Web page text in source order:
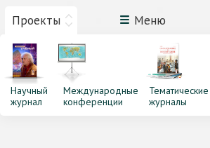
Проекты Меню
Научный
журнал
Международные
конференции
Тематические
журналы